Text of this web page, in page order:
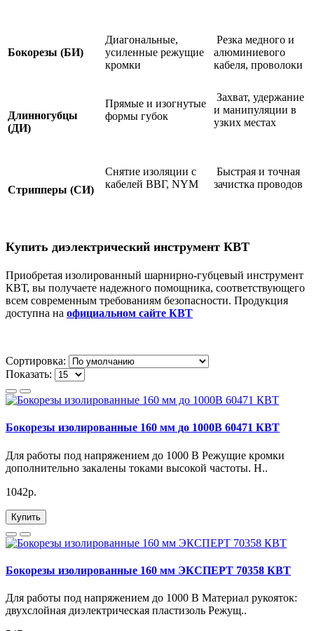
Бокорезы (БИ)
Диагональные,
усиленные режущие
кромки
Резка медного и
алюминиевого
кабеля, проволоки
Длинногубцы
(ДИ)
Прямые и изогнутые
формы губок
Захват, удержание
и манипуляции в
узких местах
Стрипперы (СИ)
Снятие изоляции с
кабелей ВВГ, NYM
Быстрая и точная
зачистка проводов
Купить диэлектрический инструмент КВТ
Приобретая изолированный шарнирно-губцевый инструмент
КВТ, вы получаете надежного помощника, соответствующего
всем современным требованиям безопасности. Продукция
доступна на официальном сайте КВТ
Сортировка:
Показать:
Бокорезы изолированные 160 мм до 1000В 60471 КВТ
Для работы под напряжением до 1000 В Режущие кромки
дополнительно закалены токами высокой частоты. H..
1042р.
Купить
Бокорезы изолированные 160 мм ЭКСПЕРТ 70358 КВТ
Для работы под напряжением до 1000 В Материал рукояток:
двухслойная диэлектрическая пластизоль Режущ..